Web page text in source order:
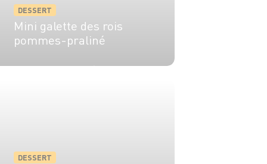
DESSERT
Mini galette des rois
pommes-praliné
DESSERT